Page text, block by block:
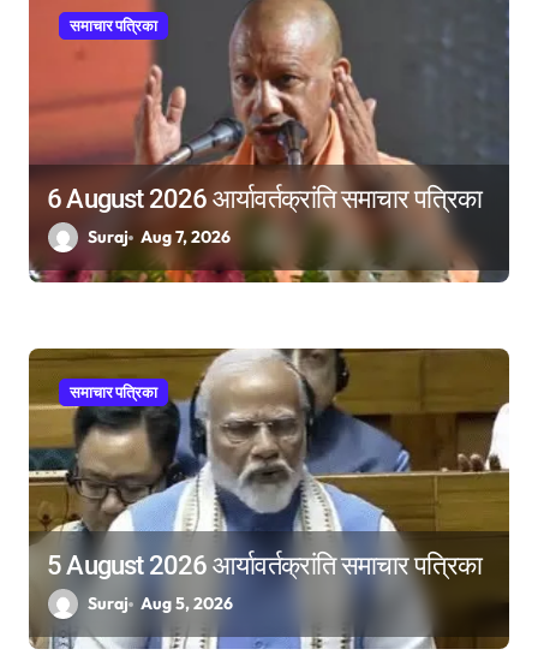
समाचार पत्रिका
6 August 2026 आर्यावर्तक्रांति समाचार पत्रिका
Suraj Aug 7, 2026
समाचार पत्रिका
5 August 2026 आर्यावर्तक्रांति समाचार पत्रिका
Suraj Aug 5, 2026